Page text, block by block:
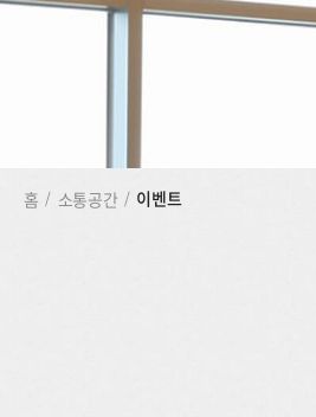
홈 / 소통공간 / 이벤트